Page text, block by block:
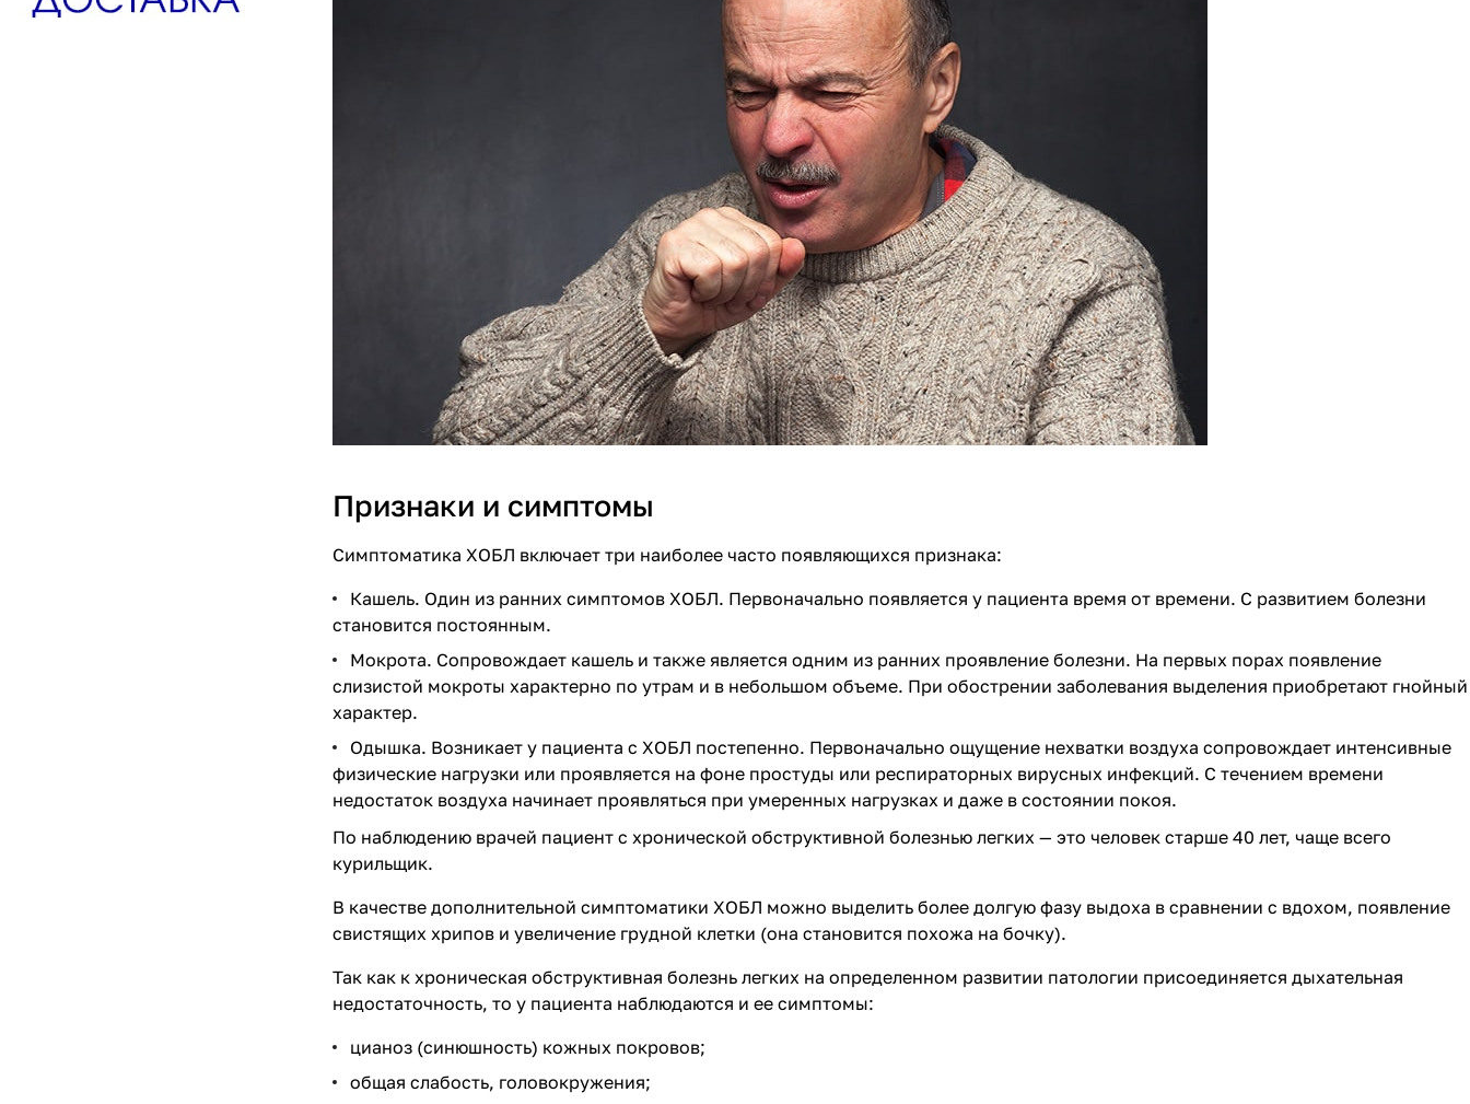
Признаки и симптомы
Симптоматика ХОБЛ включает три наиболее часто появляющихся признака:
Кашель. Один из ранних симптомов ХОБЛ. Первоначально появляется у пациента время от времени. С развитием болезни
становится постоянным.
Мокрота. Сопровождает кашель и также является одним из ранних проявление болезни. На первых порах появление
слизистой мокроты характерно по утрам и в небольшом объеме. При обострении заболевания выделения приобретают гнойный
характер.
Одышка. Возникает у пациента с ХОБЛ постепенно. Первоначально ощущение нехватки воздуха сопровождает интенсивные
физические нагрузки или проявляется на фоне простуды или респираторных вирусных инфекций. С течением времени
недостаток воздуха начинает проявляться при умеренных нагрузках и даже в состоянии покоя.
По наблюдению врачей пациент с хронической обструктивной болезнью легких — это человек старше 40 лет, чаще всего
курильщик.
В качестве дополнительной симптоматики ХОБЛ можно выделить более долгую фазу выдоха в сравнении с вдохом, появление
свистящих хрипов и увеличение грудной клетки (она становится похожа на бочку).
Так как к хроническая обструктивная болезнь легких на определенном развитии патологии присоединяется дыхательная
недостаточность, то у пациента наблюдаются и ее симптомы:
цианоз (синюшность) кожных покровов;
общая слабость, головокружения;